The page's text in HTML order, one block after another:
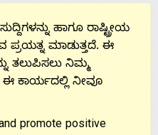
ಹಾಗೂ ರಾಷ್ಟ್ರೀಯ
ಪ್ರಯತ್ನ ಮಾಡುತ್ತದೆ. ಈ
ತಲುಪಿಸಲು ನಿಮ್ಮ
ಈ ಕಾರ್ಯದಲ್ಲಿ ನೀವೂ
promote positive